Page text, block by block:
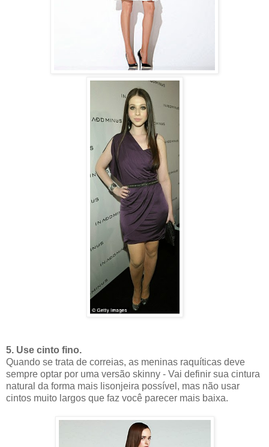
5. Use cinto fino.
Quando se trata de correias, as meninas raquíticas deve
sempre optar por uma versão skinny - Vai definir sua cintura
natural da forma mais lisonjeira possível, mas não usar
cintos muito largos que faz você parecer mais baixa.